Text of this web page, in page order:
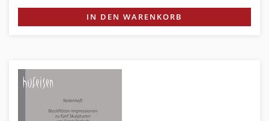
IN DEN WARENKORB